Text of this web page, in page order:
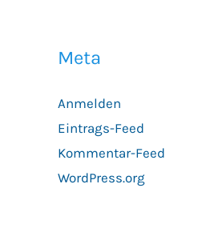
Contemporary
im
Kurztest
Meta
Anmelden
Eintrags-Feed
Kommentar-Feed
WordPress.org